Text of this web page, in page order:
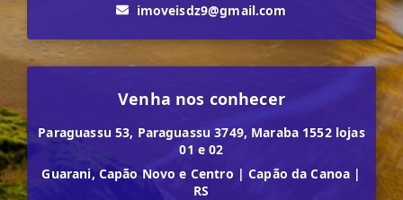
imoveisdz9@gmail.com
Venha nos conhecer
Paraguassu 53, Paraguassu 3749, Maraba 1552 lojas
01 e 02
Guarani, Capão Novo e Centro | Capão da Canoa |
RS